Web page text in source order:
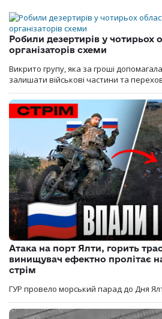
Робили дезертирів у чотирьох
організаторів схеми
Викрито групу, яка за гроші
залишати військові частини та
Атака на порт Ялти, горить
винищувач ефектно пролітає
стрім
ГУР провело морський парад до Дня